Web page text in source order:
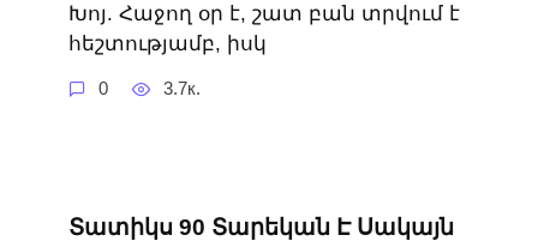
Խոյ. Հաջող օր է, շատ բան տրվում է
հեշտությամբ, իսկ
0 3.7к.
Տատիկս 90 Տարեկան Է Սակայն